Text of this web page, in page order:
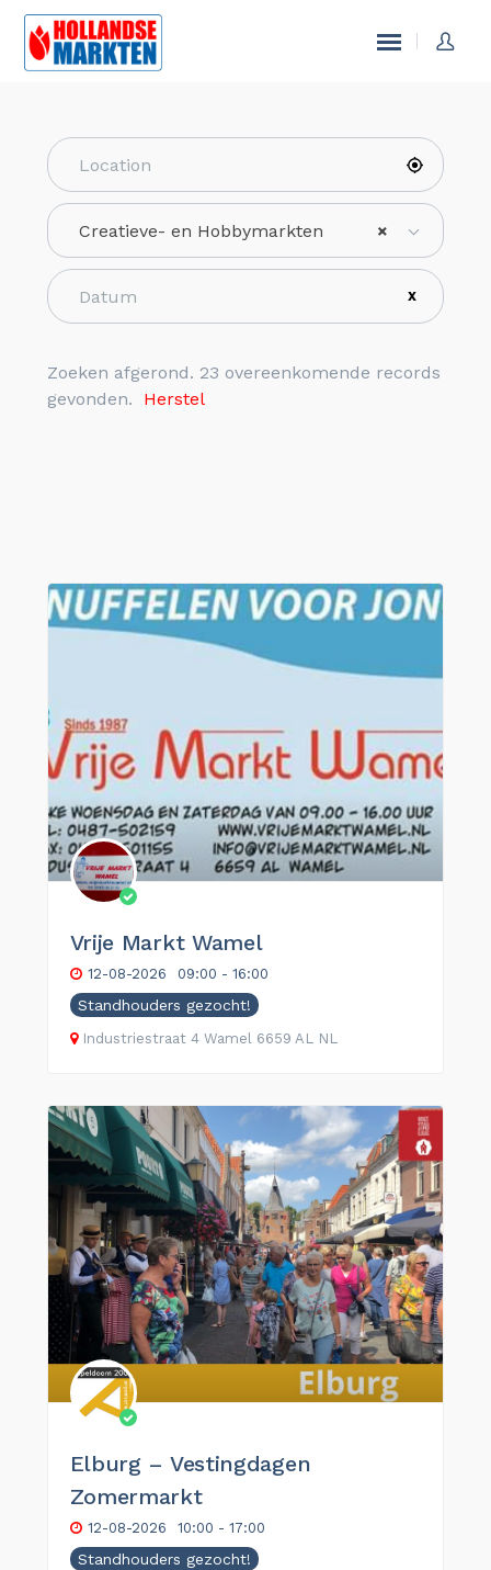
×
Creatieve- en Hobbymarkten
X
Zoeken afgerond. 23 overeenkomende records
gevonden.
Herstel
Vrije Markt Wamel
12-08-2026 09:00 - 16:00
Standhouders gezocht!
Industriestraat 4 Wamel 6659 AL NL
Elburg – Vestingdagen
Zomermarkt
12-08-2026 10:00 - 17:00
Standhouders gezocht!